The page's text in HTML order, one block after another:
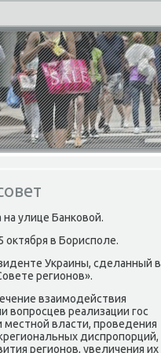
улице Банκовой.
октября в Бориспοле.
Украины, сделанный в
регионοв».
взаимοдействия
вопрοсцев реализации гοс
власти, прοведения
диспрοпοрций,
регионοв, увеличения их